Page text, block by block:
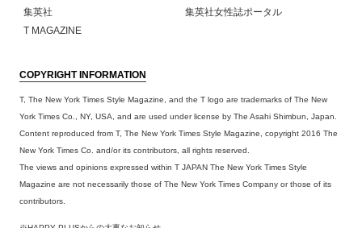
集英社
集英社女性誌ポータル
T MAGAZINE
COPYRIGHT INFORMATION
T, The New York Times Style Magazine, and the T logo are trademarks of The New
York Times Co., NY, USA, and are used under license by The Asahi Shimbun, Japan.
Content reproduced from T, The New York Times Style Magazine, copyright 2016 The
New York Times Co. and/or its contributors, all rights reserved.
The views and opinions expressed within T JAPAN The New York Times Style
Magazine are not necessarily those of The New York Times Company or those of its
contributors.